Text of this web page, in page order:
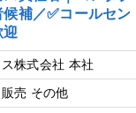
候補／✅コールセン
迎
ス株式会社 本社
売 その他